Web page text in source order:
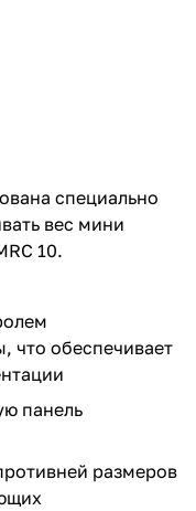
специально
вес мини
10.
что обеспечивает
панель
размеров